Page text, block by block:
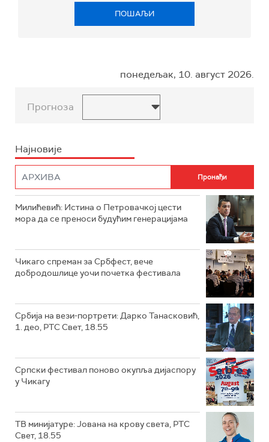
ПОШАЉИ
понедељак, 10. август 2026.
Прогноза
Најновије
Милићевић: Истина о Петровачкој цести
мора да се преноси будућим генерацијама
Чикаго спреман за Србфест, вече
добродошлице уочи почетка фестивала
Србија на вези-портрети: Дарко Танасковић,
1. део, РТС Свет, 18.55
Српски фестивал поново окупља дијаспору
у Чикагу
ТВ минијатуре: Јована на крову света, РТС
Свет, 18.55